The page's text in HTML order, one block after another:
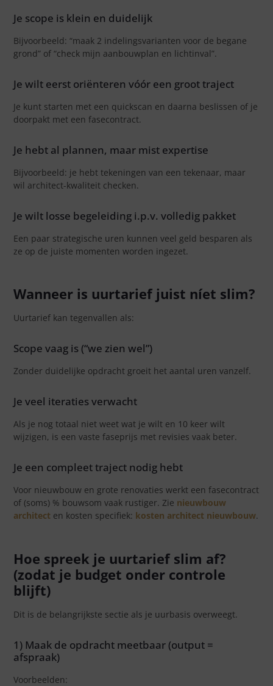
Je scope is klein en duidelijk
Bijvoorbeeld: “maak 2 indelingsvarianten voor de begane
grond” of “check mijn aanbouwplan en lichtinval”.
Je wilt eerst oriënteren vóór een groot traject
Je kunt starten met een quickscan en daarna beslissen of je
doorpakt met een fasecontract.
Je hebt al plannen, maar mist expertise
Bijvoorbeeld: je hebt tekeningen van een tekenaar, maar
wil architect-kwaliteit checken.
Je wilt losse begeleiding i.p.v. volledig pakket
Een paar strategische uren kunnen veel geld besparen als
ze op de juiste momenten worden ingezet.
Wanneer is uurtarief juist níet slim?
Uurtarief kan tegenvallen als:
Scope vaag is (“we zien wel”)
Zonder duidelijke opdracht groeit het aantal uren vanzelf.
Je veel iteraties verwacht
Als je nog totaal niet weet wat je wilt en 10 keer wilt
wijzigen, is een vaste faseprijs met revisies vaak beter.
Je een compleet traject nodig hebt
Voor nieuwbouw en grote renovaties werkt een fasecontract
of (soms) % bouwsom vaak rustiger. Zie nieuwbouw
architect en kosten specifiek: kosten architect nieuwbouw.
Hoe spreek je uurtarief slim af?
(zodat je budget onder controle
blijft)
Dit is de belangrijkste sectie als je uurbasis overweegt.
1) Maak de opdracht meetbaar (output =
afspraak)
Voorbeelden: